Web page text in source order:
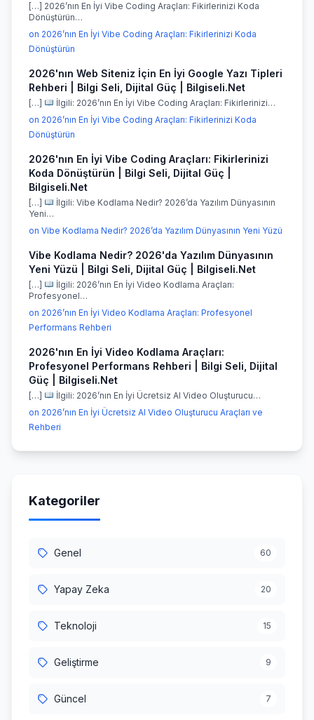
[…] 2026’nın En İyi Vibe Coding Araçları: Fikirlerinizi Koda
Dönüştürün…
on 2026’nın En İyi Vibe Coding Araçları: Fikirlerinizi Koda
Dönüştürün
2026'nın Web Siteniz İçin En İyi Google Yazı Tipleri
Rehberi | Bilgi Seli, Dijital Güç | Bilgiseli.Net
[…]
İlgili: 2026’nın En İyi Vibe Coding Araçları: Fikirlerinizi…
on 2026’nın En İyi Vibe Coding Araçları: Fikirlerinizi Koda
Dönüştürün
2026'nın En İyi Vibe Coding Araçları: Fikirlerinizi
Koda Dönüştürün | Bilgi Seli, Dijital Güç |
Bilgiseli.Net
[…]
İlgili: Vibe Kodlama Nedir? 2026’da Yazılım Dünyasının
Yeni…
on Vibe Kodlama Nedir? 2026’da Yazılım Dünyasının Yeni Yüzü
Vibe Kodlama Nedir? 2026'da Yazılım Dünyasının
Yeni Yüzü | Bilgi Seli, Dijital Güç | Bilgiseli.Net
[…]
İlgili: 2026’nın En İyi Video Kodlama Araçları:
Profesyonel…
on 2026’nın En İyi Video Kodlama Araçları: Profesyonel
Performans Rehberi
2026'nın En İyi Video Kodlama Araçları:
Profesyonel Performans Rehberi | Bilgi Seli, Dijital
Güç | Bilgiseli.Net
[…]
İlgili: 2026’nın En İyi Ücretsiz AI Video Oluşturucu…
on 2026’nın En İyi Ücretsiz AI Video Oluşturucu Araçları ve
Rehberi
Kategoriler
Genel 60
Yapay Zeka 20
Teknoloji 15
Geliştirme 9
Güncel 7